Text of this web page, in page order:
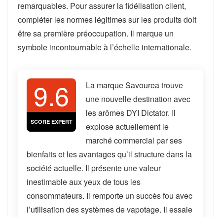
remarquables. Pour assurer la fidélisation client,
compléter les normes légitimes sur les produits doit
être sa première préoccupation. Il marque un
symbole incontournable à l’échelle internationale.
9.6
SCORE EXPERT
La marque Savourea trouve
une nouvelle destination avec
les arômes DYI Dictator. Il
explose actuellement le
marché commercial par ses
bienfaits et les avantages qu’il structure dans la
société actuelle. Il présente une valeur
inestimable aux yeux de tous les
consommateurs. Il remporte un succès fou avec
l’utilisation des systèmes de vapotage. Il essaie